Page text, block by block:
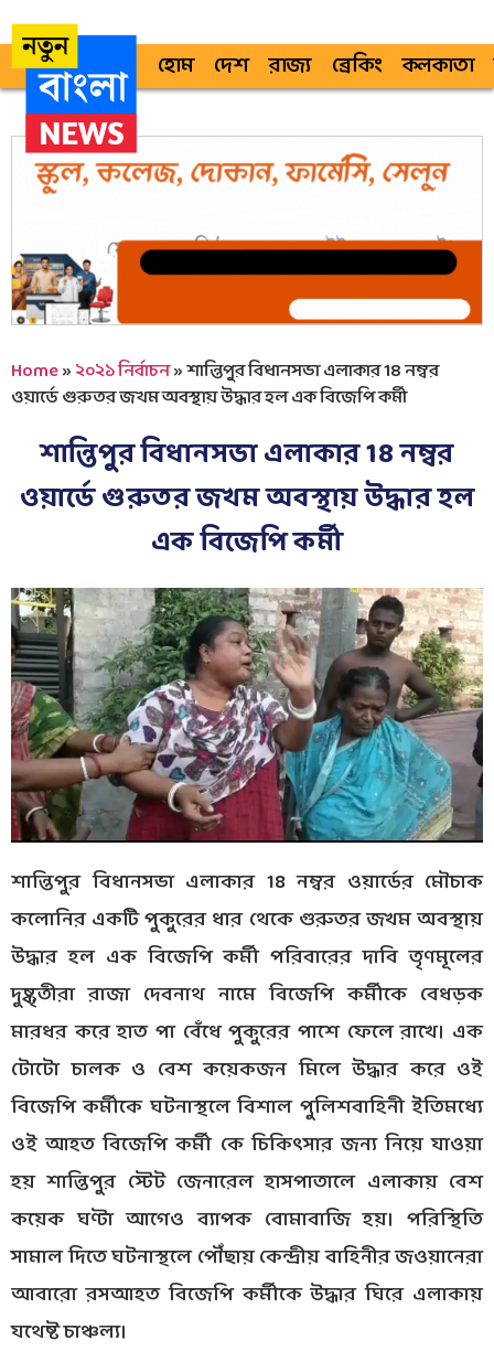
হোম দেশ রাজ্য ব্রেকিং কলকাতা
Home»২০২১ নির্বাচন»শান্তিপুর বিধানসভা এলাকার 18 নম্বর
ওয়ার্ডে গুরুতর জখম অবস্থায় উদ্ধার হল এক বিজেপি কর্মী
শান্তিপুর বিধানসভা এলাকার 18 নম্বর
ওয়ার্ডে গুরুতর জখম অবস্থায় উদ্ধার হল
এক বিজেপি কর্মী
শান্তিপুর বিধানসভা এলাকার 18 নম্বর ওয়ার্ডের মৌচাক
কলোনির একটি পুকুরের ধার থেকে গুরুতর জখম অবস্থায়
উদ্ধার হল এক বিজেপি কর্মী পরিবারের দাবি তৃণমূলের
দুষ্কৃতীরা রাজা দেবনাথ নামে বিজেপি কর্মীকে বেধড়ক
মারধর করে হাত পা বেঁধে পুকুরের পাশে ফেলে রাখে। এক
টোটো চালক ও বেশ কয়েকজন মিলে উদ্ধার করে ওই
বিজেপি কর্মীকে ঘটনাস্থলে বিশাল পুলিশবাহিনী ইতিমধ্যে
ওই আহত বিজেপি কর্মী কে চিকিৎসার জন্য নিয়ে যাওয়া
হয় শান্তিপুর স্টেট জেনারেল হাসপাতালে এলাকায় বেশ
কয়েক ঘণ্টা আগেও ব্যাপক বোমাবাজি হয়। পরিস্থিতি
সামাল দিতে ঘটনাস্থলে পৌঁছায় কেন্দ্রীয় বাহিনীর জওয়ানেরা
আবারো রসআহত বিজেপি কর্মীকে উদ্ধার ঘিরে এলাকায়
যথেষ্ট চাঞ্চল্য।